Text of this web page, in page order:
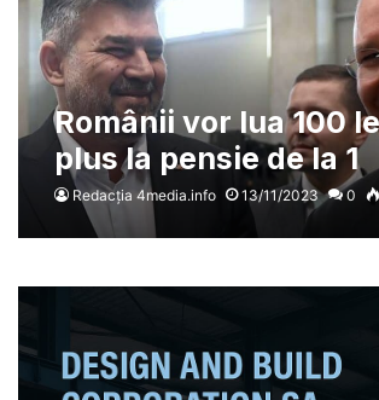
Românii vor lua 100
plus la pensie de la 1
ianuarie – Nicolae
primi 2.500 de lei
Redacția 4media.info 13/11/2023 0